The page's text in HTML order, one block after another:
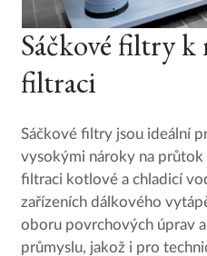
Sáčkové filtry k
filtraci
Sáčkové filtry jsou ideální
vysokými nároky na průtok
filtraci kotlové a chladicí
zařízeních dálkového
oboru povrchových úprav
průmyslu, jakož i pro